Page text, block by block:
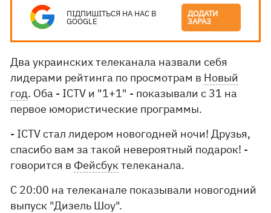
ПІДПИШІТЬСЯ НА НАС В
GOOGLE
ДОДАТИ
ЗАРАЗ
Два украинских телеканала назвали себя
лидерами рейтинга по просмотрам в Новый
год. Оба - ICTV и "1+1" - показывали с 31 на
первое юмористические программы.
- ICTV стал лидером новогодней ночи! Друзья,
спасибо вам за такой невероятный подарок! -
говорится в Фейсбуктелеканала.
С 20:00 на телеканале показывали новогодний
выпуск "Дизель Шоу".